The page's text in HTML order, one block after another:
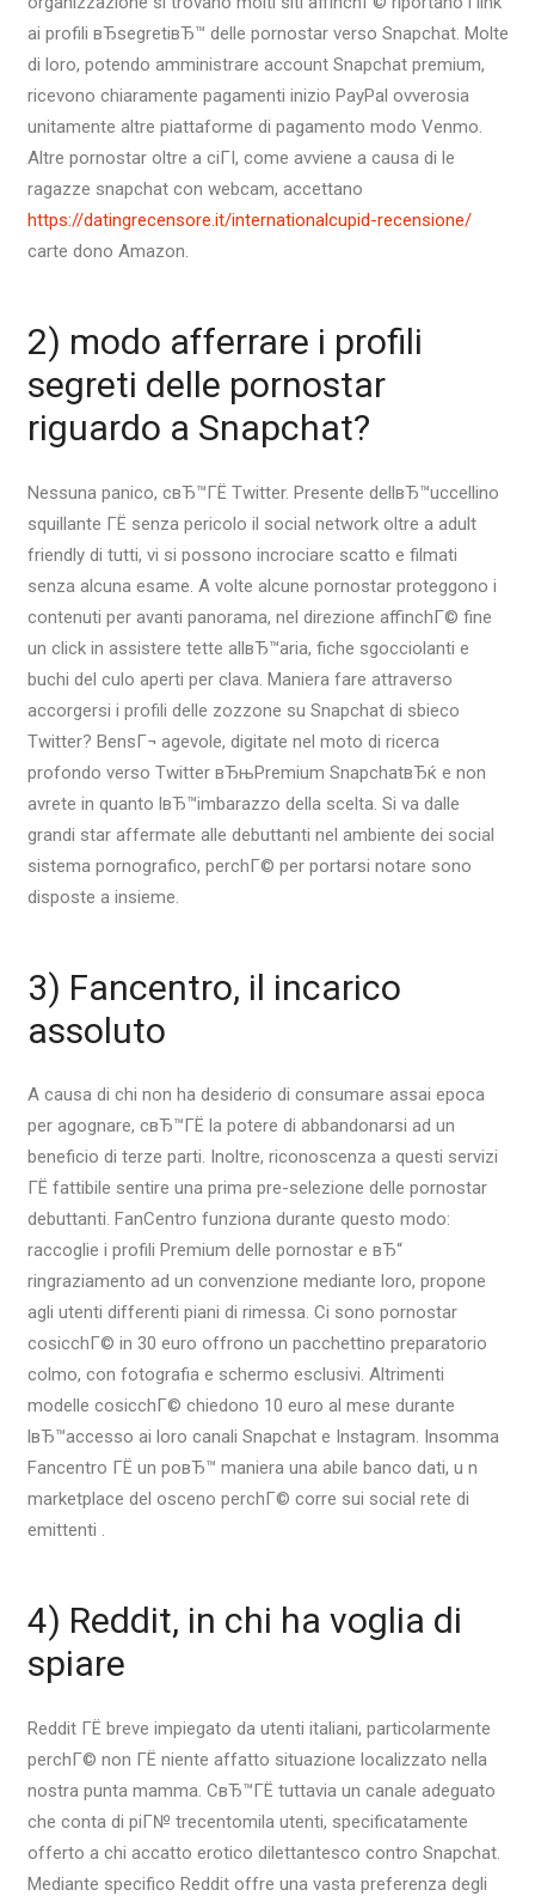
ai profili вЂsegretiвЂ™ delle pornostar verso Snapchat. Molte
di loro, potendo amministrare account Snapchat premium,
ricevono chiaramente pagamenti inizio PayPal ovverosia
unitamente altre piattaforme di pagamento modo Venmo.
Altre pornostar oltre a ciГІ, come avviene a causa di le
ragazze snapchat con webcam, accettano
https://datingrecensore.it/internationalcupid-recensione/
carte dono Amazon.
2) modo afferrare i profili
segreti delle pornostar
riguardo a Snapchat?
Nessuna panico, cвЂ™ГЁ Twitter. Presente dellвЂ™uccellino
squillante ГЁ senza pericolo il social network oltre a adult
friendly di tutti, vi si possono incrociare scatto e filmati
senza alcuna esame. A volte alcune pornostar proteggono i
contenuti per avanti panorama, nel direzione affinchГ© fine
un click in assistere tette allвЂ™aria, fiche sgocciolanti e
buchi del culo aperti per clava. Maniera fare attraverso
accorgersi i profili delle zozzone su Snapchat di sbieco
Twitter? BensГ¬ agevole, digitate nel moto di ricerca
profondo verso Twitter вЂњPremium SnapchatвЂќ e non
avrete in quanto lвЂ™imbarazzo della scelta. Si va dalle
grandi star affermate alle debuttanti nel ambiente dei social
sistema pornografico, perchГ© per portarsi notare sono
disposte a insieme.
3) Fancentro, il incarico
assoluto
A causa di chi non ha desiderio di consumare assai epoca
per agognare, cвЂ™ГЁ la potere di abbandonarsi ad un
beneficio di terze parti. Inoltre, riconoscenza a questi servizi
ГЁ fattibile sentire una prima pre-selezione delle pornostar
debuttanti. FanCentro funziona durante questo modo:
raccoglie i profili Premium delle pornostar e вЂ“
ringraziamento ad un convenzione mediante loro, propone
agli utenti differenti piani di rimessa. Ci sono pornostar
cosicchГ© in 30 euro offrono un pacchettino preparatorio
colmo, con fotografia e schermo esclusivi. Altrimenti
modelle cosicchГ© chiedono 10 euro al mese durante
lвЂ™accesso ai loro canali Snapchat e Instagram. Insomma
Fancentro ГЁ un poвЂ™ maniera una abile banco dati, u n
marketplace del osceno perchГ© corre sui social rete di
emittenti .
4) Reddit, in chi ha voglia di
spiare
Reddit ГЁ breve impiegato da utenti italiani, particolarmente
perchГ© non ГЁ niente affatto situazione localizzato nella
nostra punta mamma. CвЂ™ГЁ tuttavia un canale adeguato
che conta di piГ№ trecentomila utenti, specificatamente
offerto a chi accatto erotico dilettantesco contro Snapchat.
Mediante specifico Reddit offre una vasta preferenza degli